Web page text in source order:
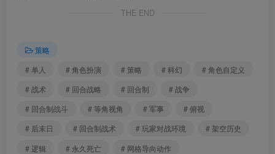
THE END
策略
# 单人
# 角色扮演 # 策略 # 科幻
# 角色自定义
# 战术
# 回合战略 # 回合制
# 战争
# 回合制战斗
# 等角视角 # 军事
# 俯视
# 后末日
# 回合制战术 # 玩家对战环境
# 架空历史
# 逻辑
# 永久死亡 # 网格导向动作